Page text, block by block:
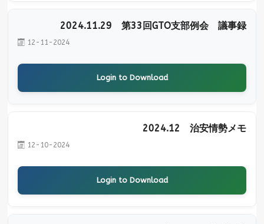
2024.11.29 第33回GTO支部例会 議事録
12-11-2024
Login to Download
2024.12 治安情勢メモ
12-10-2024
Login to Download